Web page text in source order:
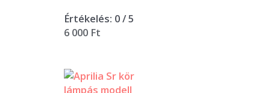
Értékelés: 0/ 5
6 000 Ft